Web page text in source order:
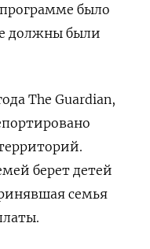
было
должны были
The Guardian,
берет детей
семья